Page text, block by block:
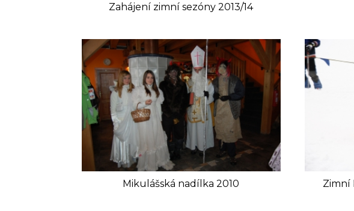
Zahájení zimní sezóny 2013/14
Mikulášská nadílka 2010 Zimní